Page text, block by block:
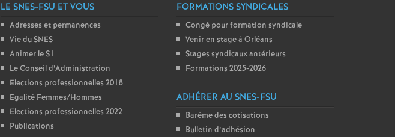
LE SNES-FSU ET VOUS
Adresses et permanences
Vie du SNES
Animer le S1
Le Conseil d’Administration
Elections professionnelles 2018
Egalité Femmes/Hommes
Elections professionnelles 2022
Publications
FORMATIONS SYNDICALES
Congé pour formation syndicale
Venir en stage à Orléans
Stages syndicaux antérieurs
Formations 2025-2026
ADHÉRER AU SNES-FSU
Barème des cotisations
Bulletin d’adhésion